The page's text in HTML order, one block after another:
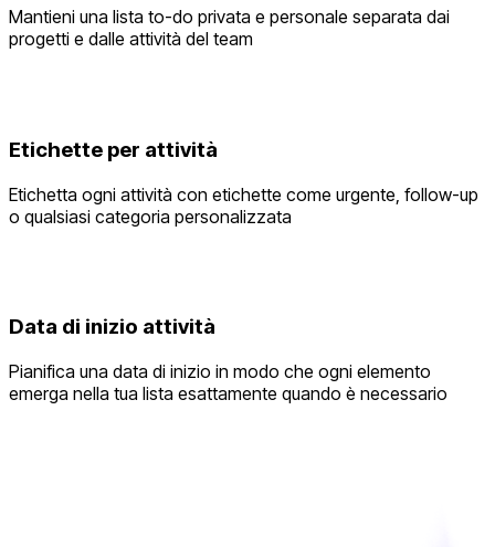
Mantieni una lista to-do privata e personale separata dai
progetti e dalle attività del team
Etichette per attività
Etichetta ogni attività con etichette come urgente, follow-up
o qualsiasi categoria personalizzata
Data di inizio attività
Pianifica una data di inizio in modo che ogni elemento
emerga nella tua lista esattamente quando è necessario